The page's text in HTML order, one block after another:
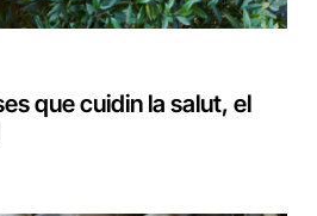
que cuidin la salut, el